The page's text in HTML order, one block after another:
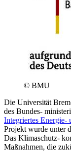
© BMU
Die Universität
des Bundes-
Integriertes Energie-
Projekt wurde unter
Das Klimaschutz-
Maßnahmen, die